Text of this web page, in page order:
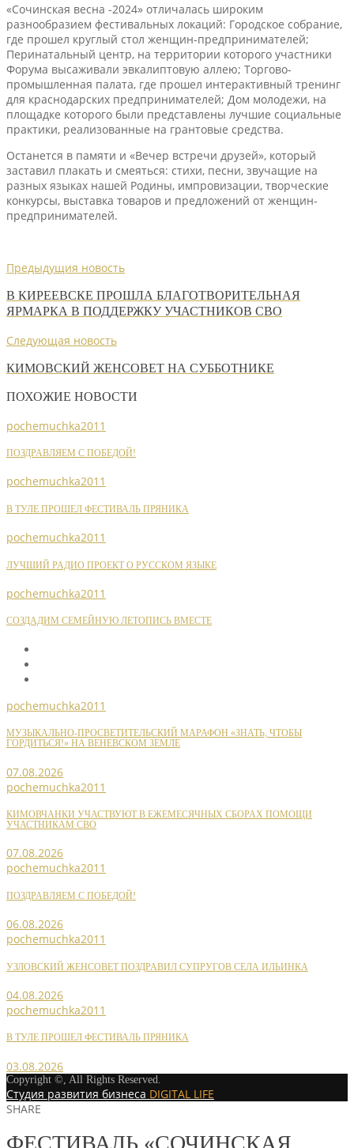
«Сочинская весна -2024» отличалась широким
разнообразием фестивальных локаций: Городское собрание,
где прошел круглый стол женщин-предпринимателей;
Перинатальный центр, на территории которого участники
Форума высаживали эвкалиптовую аллею; Торгово-
промышленная палата, где прошел интерактивный тренинг
для краснодарских предпринимателей; Дом молодежи, на
площадке которого были представлены лучшие социальные
практики, реализованные на грантовые средства.
Останется в памяти и «Вечер встречи друзей», который
заставил плакать и смеяться: стихи, песни, звучащие на
разных языках нашей Родины, импровизации, творческие
конкурсы, выставка товаров и предложений от женщин-
предпринимателей.
Предыдущия новость
В КИРЕЕВСКЕ ПРОШЛА БЛАГОТВОРИТЕЛЬНАЯ
ЯРМАРКА В ПОДДЕРЖКУ УЧАСТНИКОВ СВО
Следующая новость
КИМОВСКИЙ ЖЕНСОВЕТ НА СУББОТНИКЕ
ПОХОЖИЕ НОВОСТИ
pochemuchka2011
ПОЗДРАВЛЯЕМ С ПОБЕДОЙ!
pochemuchka2011
В ТУЛЕ ПРОШЕЛ ФЕСТИВАЛЬ ПРЯНИКА
pochemuchka2011
ЛУЧШИЙ РАДИО ПРОЕКТ О РУССКОМ ЯЗЫКЕ
pochemuchka2011
СОЗДАДИМ СЕМЕЙНУЮ ЛЕТОПИСЬ ВМЕСТЕ
pochemuchka2011
МУЗЫКАЛЬНО-ПРОСВЕТИТЕЛЬСКИЙ МАРАФОН «ЗНАТЬ, ЧТОБЫ
ГОРДИТЬСЯ!» НА ВЕНЕВСКОМ ЗЕМЛЕ
07.08.2026
pochemuchka2011
КИМОВЧАНКИ УЧАСТВУЮТ В ЕЖЕМЕСЯЧНЫХ СБОРАХ ПОМОЩИ
УЧАСТНИКАМ СВО
07.08.2026
pochemuchka2011
ПОЗДРАВЛЯЕМ С ПОБЕДОЙ!
06.08.2026
pochemuchka2011
УЗЛОВСКИЙ ЖЕНСОВЕТ ПОЗДРАВИЛ СУПРУГОВ СЕЛА ИЛЬИНКА
04.08.2026
pochemuchka2011
В ТУЛЕ ПРОШЕЛ ФЕСТИВАЛЬ ПРЯНИКА
03.08.2026
Copyright ©, All Rights Reserved.
Студия развития бизнеса DIGITAL LIFE
SHARE